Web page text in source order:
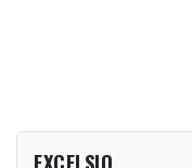
EXCELSIO